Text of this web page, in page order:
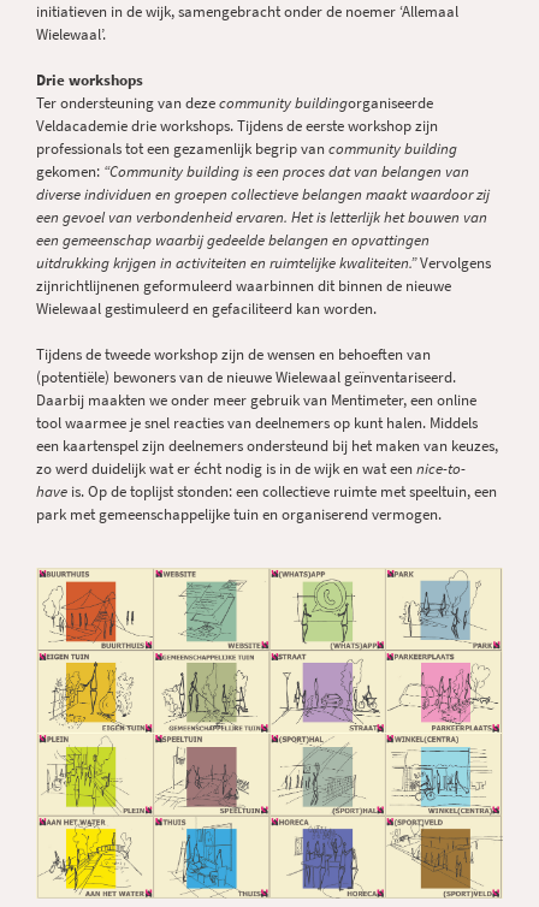
initiatieven in de wijk, samengebracht onder de noemer ‘Allemaal
Wielewaal’.
Drie workshops
Ter ondersteuning van dezecommunity buildingorganiseerde
Veldacademie drie workshops. Tijdens de eerste workshop zijn
professionals tot een gezamenlijk begrip vancommunity building
gekomen: “Community building is een proces dat van belangen van
diverse individuen en groepen collectieve belangen maakt waardoor zij
een gevoel van verbondenheid ervaren. Het is letterlijk het bouwen van
een gemeenschap waarbij gedeelde belangen en opvattingen
uitdrukking krijgen in activiteiten en ruimtelijke kwaliteiten.”Vervolgens
zijnrichtlijnenen geformuleerd waarbinnen dit binnen de nieuwe
Wielewaal gestimuleerd en gefaciliteerd kan worden.
Tijdens de tweede workshop zijn de wensen en behoeften van
(potentiële) bewoners van de nieuwe Wielewaal geïnventariseerd.
Daarbij maakten we onder meer gebruik van Mentimeter, een online
tool waarmee je snel reacties van deelnemers op kunt halen. Middels
een kaartenspel zijn deelnemers ondersteund bij het maken van keuzes,
zo werd duidelijk wat er écht nodig is in de wijk en wat eennice-to-
have is. Op de toplijst stonden: een collectieve ruimte met speeltuin, een
park met gemeenschappelijke tuin en organiserend vermogen.